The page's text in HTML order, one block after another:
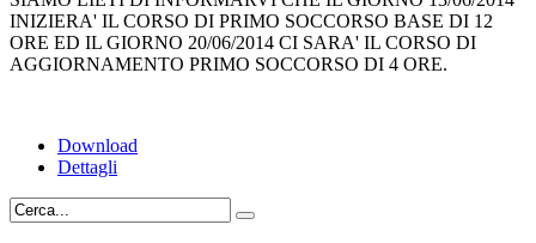
INIZIERA' IL CORSO DI PRIMO SOCCORSO BASE DI 12
ORE ED IL GIORNO 20/06/2014 CI SARA' IL CORSO DI
AGGIORNAMENTO PRIMO SOCCORSO DI 4 ORE.
Download
Dettagli